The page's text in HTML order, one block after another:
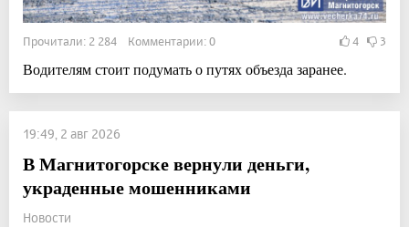
Прочитали: 2 284 Комментарии: 0 4 3
Водителям стоит подумать о путях объезда заранее.
19:49, 2 авг 2026
В Магнитогорске вернули деньги,
украденные мошенниками
Новости